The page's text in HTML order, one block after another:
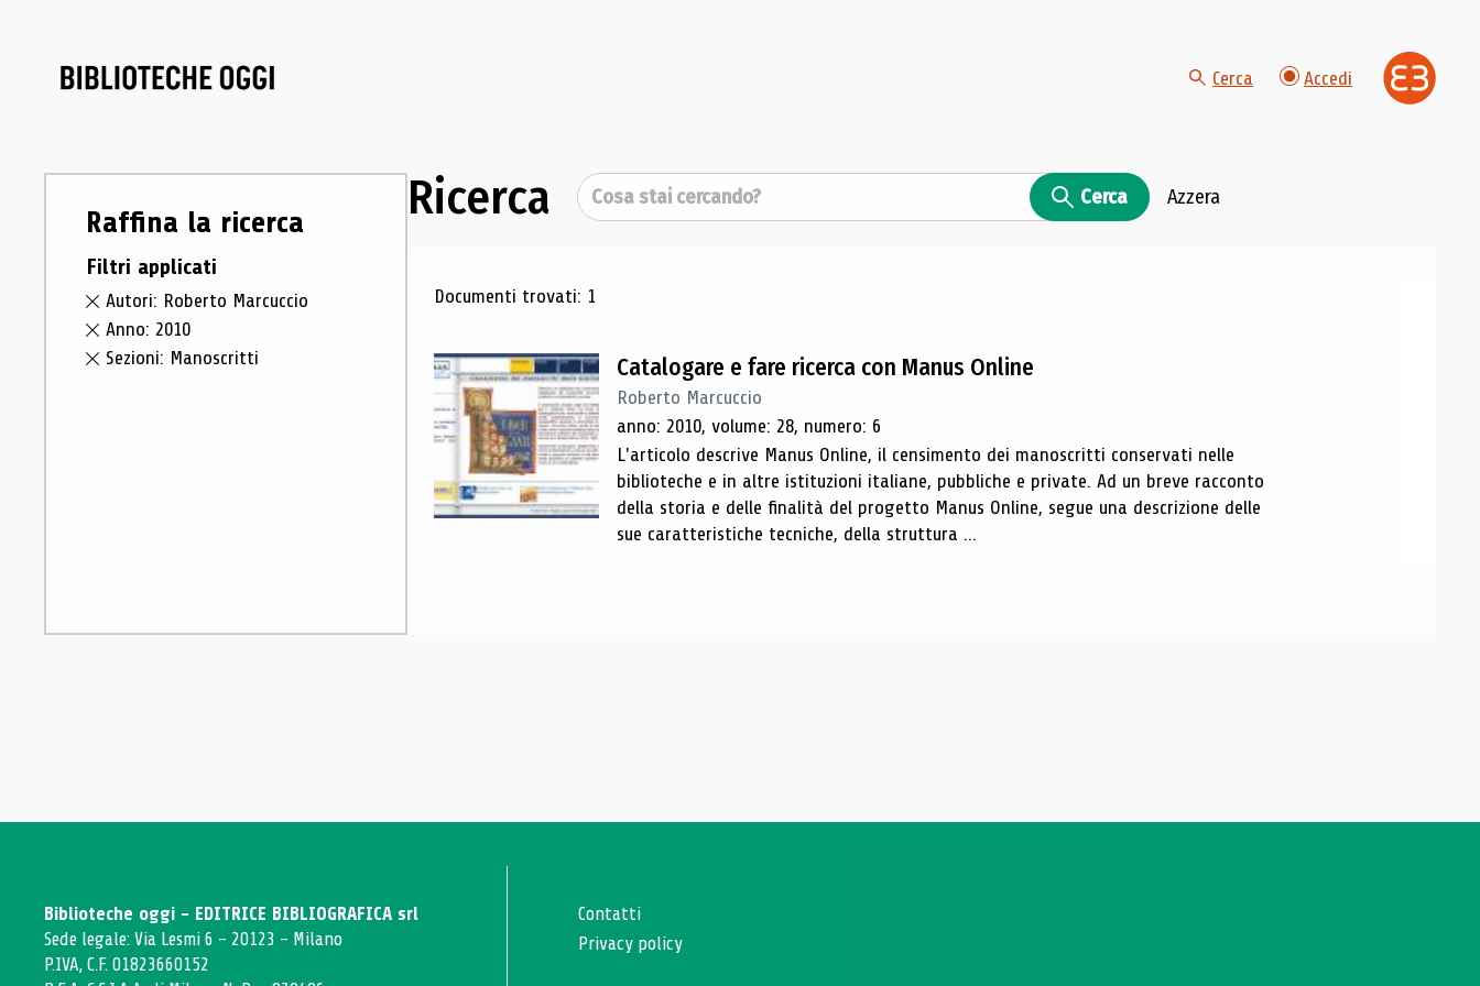
Cerca Accedi
Raffina la ricerca
Filtri applicati
Autori: Roberto Marcuccio
Anno: 2010
Sezioni: Manoscritti
Ricerca Cerca Cerca Azzera
Risultati di ricerca
Documenti trovati: 1
Catalogare e fare ricerca con Manus Online
Roberto Marcuccio
anno: 2010, volume: 28, numero: 6
L'articolo descrive Manus Online, il censimento dei manoscritti conservati nelle
biblioteche e in altre istituzioni italiane, pubbliche e private. Ad un breve racconto
della storia e delle finalità del progetto Manus Online, segue una descrizione delle
sue caratteristiche tecniche, della struttura ...
Biblioteche oggi - EDITRICE BIBLIOGRAFICA srl
Sede legale: Via Lesmi 6 - 20123 - Milano
P.IVA, C.F. 01823660152
Contatti
Privacy policy